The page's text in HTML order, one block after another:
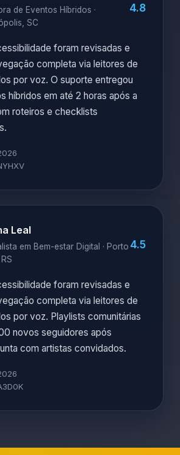
de Eventos Híbridos ·
SC
4.8
foram revisadas e
completa via leitores de
por voz. O suporte entregou
híbridos em até 2 horas após a
roteiros e checklists
Leal
em Bem-estar Digital · Porto 4.5
foram revisadas e
completa via leitores de
por voz. Playlists comunitárias
novos seguidores após
com artistas convidados.